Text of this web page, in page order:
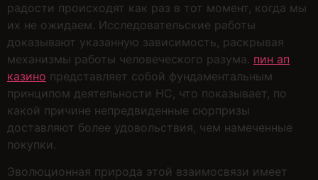
радости происходят как раз в тот момент, когда мы
их не ожидаем. Исследовательские работы
доказывают указанную зависимость, раскрывая
механизмы работы человеческого разума. пин ап
казино представляет собой фундаментальным
принципом деятельности НС, что показывает, по
какой причине непредвиденные сюрпризы
доставляют более удовольствия, чем намеченные
покупки.
Эволюционная природа этой взаимосвязи имеет